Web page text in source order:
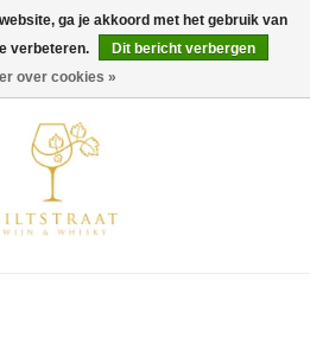
0 Artikelen - €0,00
ga je akkoord met het gebruik van
verbeteren.
Dit bericht verbergen
over cookies »